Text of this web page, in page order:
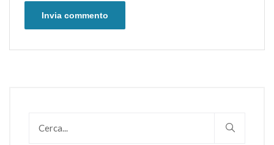
Invia commento